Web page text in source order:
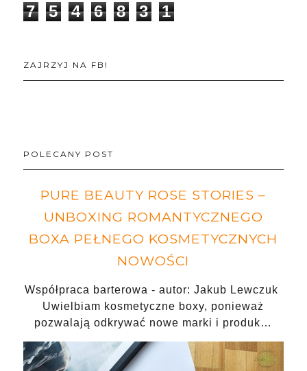
7 5 4 6 8 3 1
ZAJRZYJ NA FB!
POLECANY POST
PURE BEAUTY ROSE STORIES –
UNBOXING ROMANTYCZNEGO
BOXA PEŁNEGO KOSMETYCZNYCH
NOWOŚCI
Współpraca barterowa - autor: Jakub Lewczuk
Uwielbiam kosmetyczne boxy, ponieważ
pozwalają odkrywać nowe marki i produk…